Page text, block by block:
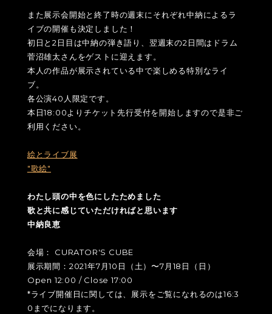
また展示会開始と終了時の週末にそれぞれ中納によるラ
イブの開催も決定しました！
初日と2日目は中納の弾き語り、翌週末の2日間はドラム
菅沼雄太さんをゲストに迎えます。
本人の作品が展示されている中で楽しめる特別なライ
ブ。
各公演40人限定です。
本日18:00よりチケット先行受付を開始しますので是非ご
利用ください。
絵とライブ展
"歌絵"
わたし頭の中を色にしたためました
歌と共に感じていただければと思います
中納良恵
会場： CURATOR'S CUBE
展示期間：2021年7月10日（土）〜7月18日（日）
Open 12:00 / Close 17:00
*ライブ開催日に関しては、展示をご覧になれるのは16:3
0までになります。